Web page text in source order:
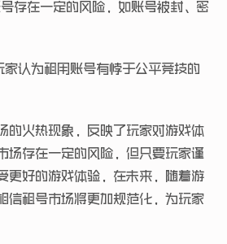
存在一定的风险，如账号被封、密
家认为租用账号有悖于公平竞技的
的火热现象，反映了玩家对游戏体
场存在一定的风险，但只要玩家谨
更好的游戏体验，在未来，随着游
信租号市场将更加规范化，为玩家